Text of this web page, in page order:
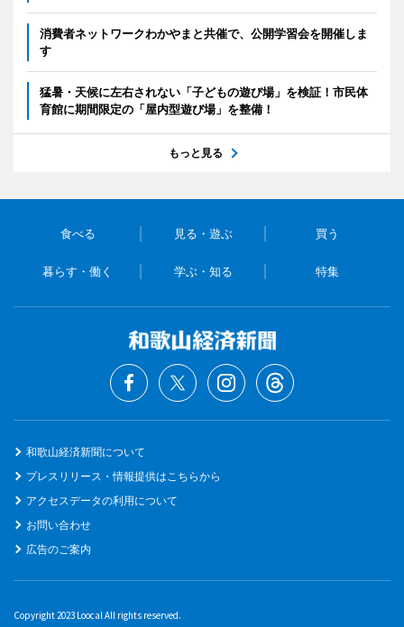
消費者ネットワークわかやまと共催で、公開学習会を開催しま
す
猛暑・天候に左右されない「子どもの遊び場」を検証！市民体
育館に期間限定の「屋内型遊び場」を整備！
もっと見る
食べる 見る・遊ぶ 買う
暮らす・働く 学ぶ・知る 特集
和歌山経済新聞について
プレスリリース・情報提供はこちらから
アクセスデータの利用について
お問い合わせ
広告のご案内
Copyright 2023 Loocal All rights reserved.